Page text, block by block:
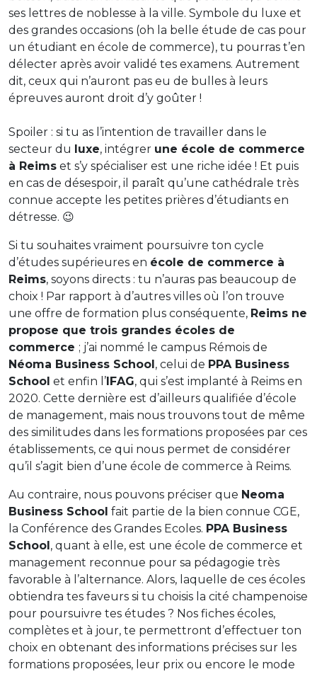
ses lettres de noblesse à la ville. Symbole du luxe et
des grandes occasions (oh la belle étude de cas pour
un étudiant en école de commerce), tu pourras t’en
délecter après avoir validé tes examens. Autrement
dit, ceux qui n’auront pas eu de bulles à leurs
épreuves auront droit d’y goûter !
Spoiler : si tu as l’intention de travailler dans le
secteur du luxe, intégrer une école de commerce
à Reims et s’y spécialiser est une riche idée ! Et puis
en cas de désespoir, il paraît qu’une cathédrale très
connue accepte les petites prières d’étudiants en
détresse. 😉
Si tu souhaites vraiment poursuivre ton cycle
d’études supérieures en école de commerce à
Reims, soyons directs : tu n’auras pas beaucoup de
choix ! Par rapport à d’autres villes où l’on trouve
une offre de formation plus conséquente, Reims ne
propose que trois grandes écoles de
commerce ; j’ai nommé le campus Rémois de
Néoma Business School, celui de PPA Business
School et enfin l’IFAG, qui s’est implanté à Reims en
2020. Cette dernière est d’ailleurs qualifiée d’école
de management, mais nous trouvons tout de même
des similitudes dans les formations proposées par ces
établissements, ce qui nous permet de considérer
qu’il s’agit bien d’une école de commerce à Reims.
Au contraire, nous pouvons préciser que Neoma
Business School fait partie de la bien connue CGE,
la Conférence des Grandes Ecoles. PPA Business
School, quant à elle, est une école de commerce et
management reconnue pour sa pédagogie très
favorable à l’alternance. Alors, laquelle de ces écoles
obtiendra tes faveurs si tu choisis la cité champenoise
pour poursuivre tes études ? Nos fiches écoles,
complètes et à jour, te permettront d’effectuer ton
choix en obtenant des informations précises sur les
formations proposées, leur prix ou encore le mode